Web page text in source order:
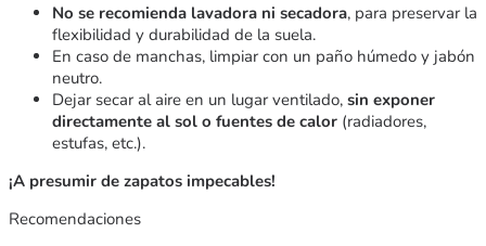
No se recomienda lavadora ni secadora, para preservar la
flexibilidad y durabilidad de la suela.
En caso de manchas, limpiar con un paño húmedo y jabón
neutro.
Dejar secar al aire en un lugar ventilado, sin exponer
directamente al sol o fuentes de calor (radiadores,
estufas, etc.).
¡A presumir de zapatos impecables!
Recomendaciones